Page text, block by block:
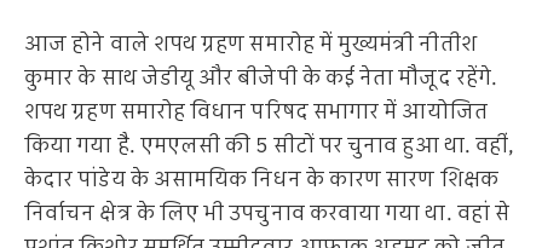
आज होने वाले शपथ ग्रहण समारोह में मुख्यमंत्री नीतीश
कुमार के साथ जेडीयू और बीजेपी के कई नेता मौजूद रहेंगे.
शपथ ग्रहण समारोह विधान परिषद सभागार में आयोजित
किया गया है. एमएलसी की 5 सीटों पर चुनाव हुआ था. वहीं,
केदार पांडेय के असामयिक निधन के कारण सारण शिक्षक
निर्वाचन क्षेत्र के लिए भी उपचुनाव करवाया गया था. वहां से